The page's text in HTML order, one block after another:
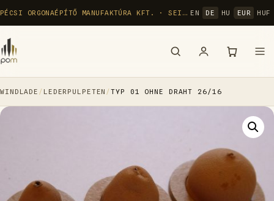
Zum
springen
PÉCSI ORGONAÉPÍTŐ MANUFAKTÚRA KFT. · SEIT 1992 EN DE HU EUR HUF
WINDLADE / LEDERPULPETEN /TYP 01 OHNE DRAHT 26/16